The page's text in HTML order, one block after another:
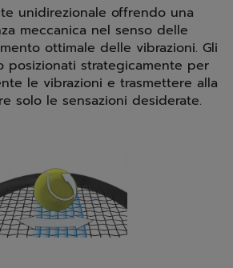
unidirezionale offrendo una
meccanica nel senso delle
ottimale delle vibrazioni. Gli
posizionati strategicamente per
le vibrazioni e trasmettere alla
solo le sensazioni desiderate.